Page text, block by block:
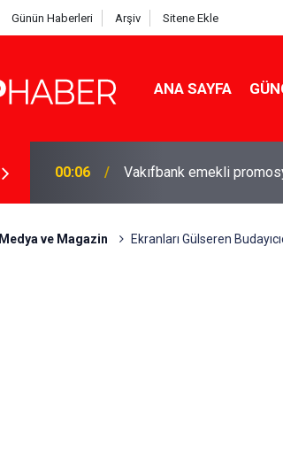
Günün Haberleri Arşiv Sitene Ekle
ANA SAYFA
19:21 Gözde oldu! Hem köy
Medya ve Magazin Ekranları Gülseren